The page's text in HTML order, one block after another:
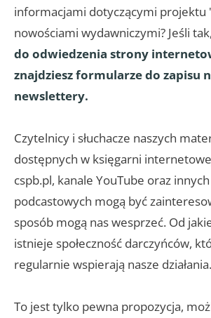
informacjami dotyczącymi projektu
nowościami wydawniczymi? Jeśli tak,
do odwiedzenia strony
znajdziesz formularze do zapisu
newslettery.
Czytelnicy i słuchacze naszych
dostępnych w księgarni
cspb.pl, kanale YouTube oraz
podcastowych mogą być
sposób mogą nas wesprzeć. Od
istnieje społeczność darczyńców,
regularnie wspierają nasze działania.
To jest tylko pewna propozycja,